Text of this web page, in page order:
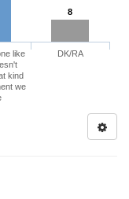
8
like
kind
we
DK/RA